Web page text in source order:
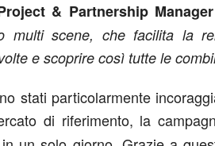
& Partnership
multi scene, che facilita la
e scoprire così tutte le
stati particolarmente
di riferimento, la